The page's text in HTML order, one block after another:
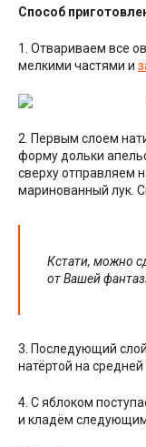
Способ
1. Отвариваем все
мелкими частями и
2. Первым слоем
форму дольки
сверху отправляем
маринованный лук.
Кстати, можно
от Вашей
3. Последующий
натёртой на
4. С яблоком
и кладём